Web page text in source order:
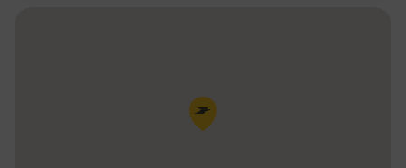
Pin de la carte